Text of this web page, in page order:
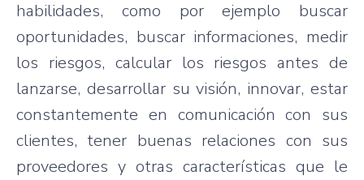
habilidades, como por ejemplo
buscar
oportunidades, buscar informaciones, medir
los riesgos, calcularlos riesgos antes de
lanzarse, desarrollar su visión, innovar,estar
constantemente en comunicación con sus
clientes, tener buenas relaciones con sus
proveedores y otras características que le